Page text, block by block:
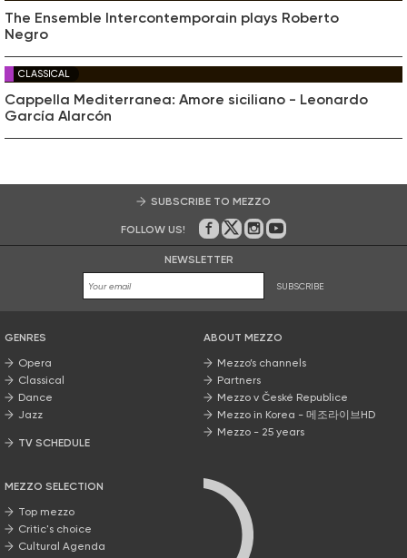
The Ensemble Intercontemporain plays Roberto
Negro
CLASSICAL
Cappella Mediterranea: Amore siciliano - Leonardo
García Alarcón
SUBSCRIBE TO MEZZO
FOLLOW US! On Facebook
on Twitter
on Instagram
on Youtube
NEWSLETTER
SUBSCRIBE
GENRES
Opera
Classical
Dance
Jazz
TV SCHEDULE
MEZZO SELECTION
Top mezzo
Critic's choice
Cultural Agenda
ABOUT MEZZO
Mezzo’s channels
Partners
Mezzo v České Republice
Mezzo in Korea - 메조라이브HD
Mezzo - 25 years